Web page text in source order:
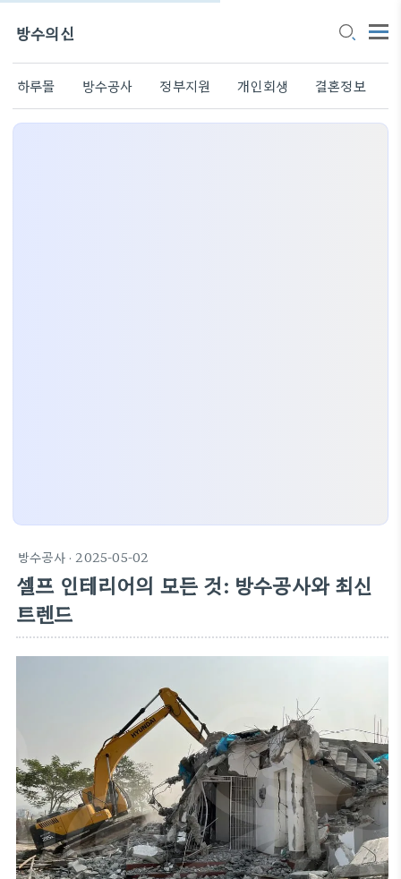
방수의신
하루몰 방수공사 정부지원 개인회생 결혼정보
방수공사· 2025-05-02
셀프 인테리어의 모든 것: 방수공사와 최신
트렌드